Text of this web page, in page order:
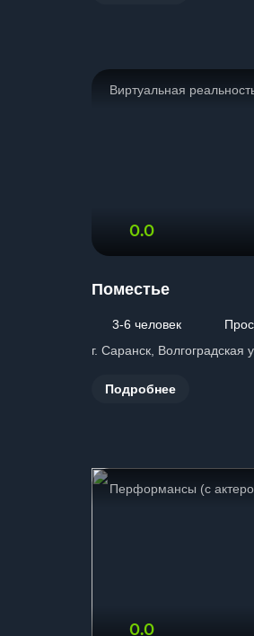
Виртуальная
0.0
Поместье
3-6 человек
г. Саранск, Волгоградская
Подробнее
Перформансы (с
0.0